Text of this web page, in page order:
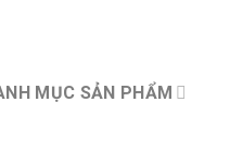
MỤC SẢN PHẨM